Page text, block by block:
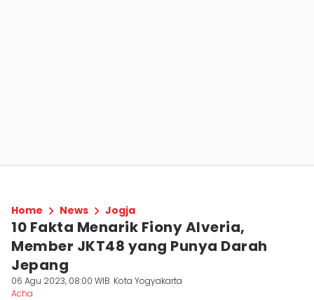
Home News Jogja
10 Fakta Menarik Fiony Alveria,
Member JKT48 yang Punya Darah
Jepang
06 Agu 2023, 08:00 WIB Kota Yogyakarta
Acha